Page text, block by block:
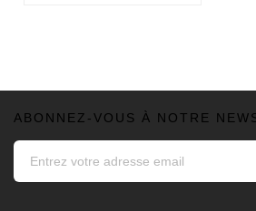
ABONNEZ-VOUS À NOTRE